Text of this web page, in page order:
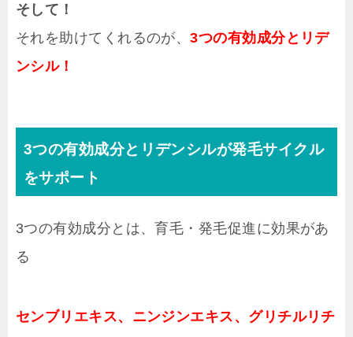
そして！
それを助けてくれるのが、3つの有効成分とリデ
ンシル！
3つの有効成分とリデンシルが発毛サイクル
をサポート
3つの有効成分とは、育毛・発毛促進に効果があ
る
センブリエキス、ニンジンエキス、グリチルリチ